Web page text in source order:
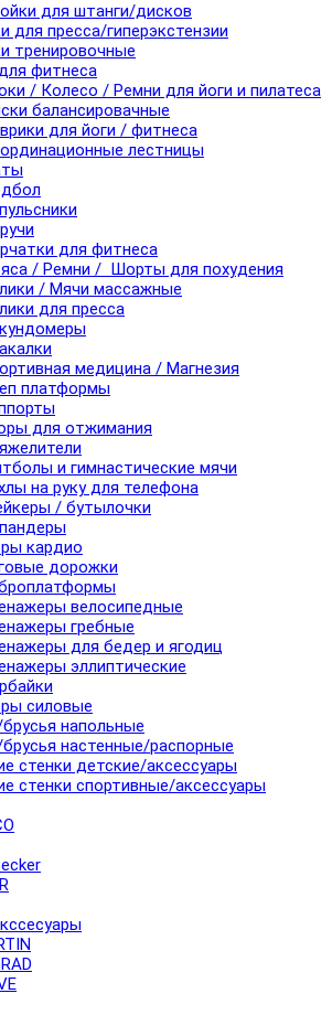
для штанги/дисков
для пресса/гиперэкстензии
тренировочные
фитнеса
/ Колесо / Ремни для йоги и пилатеса
балансировачные
для йоги / фитнеса
лестницы
для фитнеса
/ Ремни / Шорты для похудения
/ Мячи массажные
для пресса
медицина / Магнезия
платформы
для отжимания
и гимнастические мячи
на руку для телефона
/ бутылочки
кардио
дорожки
велосипедные
гребные
для бедер и ягодиц
эллиптические
силовые
напольные
настенные/распорные
стенки детские/аксессуары
стенки спортивные/аксессуары